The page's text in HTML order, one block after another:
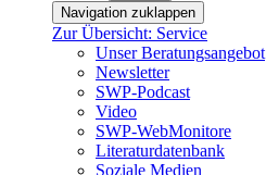
Navigation zuklappen
Zur Übersicht: Service
Unser Beratungsangebot
Newsletter
SWP-Podcast
Video
SWP-WebMonitore
Literaturdatenbank
Soziale Medien